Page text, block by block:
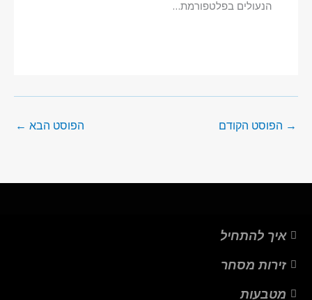
הנעולים בפלטפורמת…
→ הפוסט הקודם הפוסט הבא ←
איך להתחיל
זירות מסחר
מטבעות